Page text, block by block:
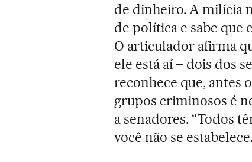
de dinheiro. A milícia
de política e sabe que
O articulador afirma
ele está aí – dois dos
reconhece que, antes
grupos criminosos é
a senadores. “Todos
você não se